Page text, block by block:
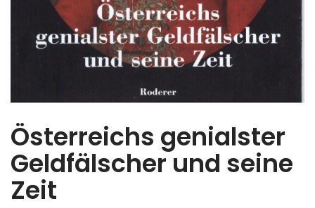
Österreichs genialster
Geldfälscher und seine
Zeit